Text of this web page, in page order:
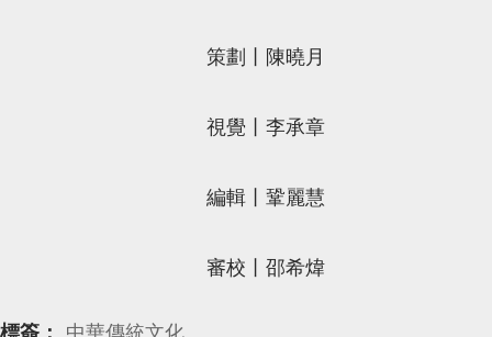
策劃丨陳曉月
視覺丨李承章
編輯丨鞏麗慧
審校丨邵希煒